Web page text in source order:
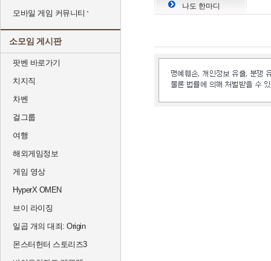
모바일 게임 커뮤니티
소모임 게시판
팟벤 바로가기
치지직
차벤
걸그룹
여행
해외게임정보
게임 영상
HyperX OMEN
브이 라이징
일곱 개의 대죄: Origin
몬스터헌터 스토리즈3
나도 한마디